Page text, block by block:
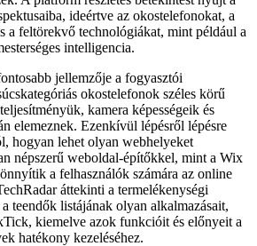
ideértve az okostelefonokat, a
a feltörekvő technológiákat, mint például a
intelligencia.
jellemzője a fogyasztói
okostelefonok széles körű
kamera képességeik és
elemeznek. Ezenkívül lépésről lépésre
hogyan lehet olyan webhelyeket
népszerű weboldal-építőkkel, mint a Wix
a felhasználók számára az online
áttekinti a termelékenységi
teendők listájának olyan alkalmazásait,
kiemelve azok funkcióit és előnyeit a
hatékony kezeléséhez.